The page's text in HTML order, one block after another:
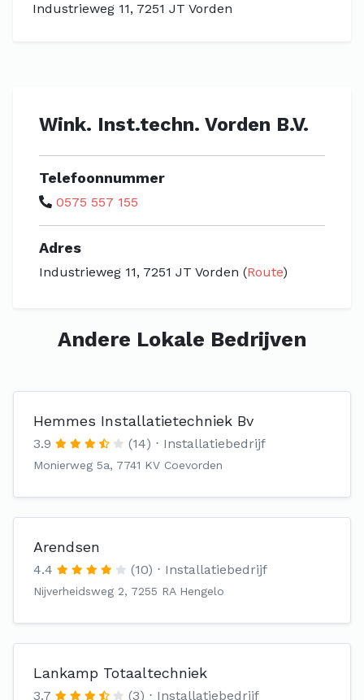
Industrieweg 11, 7251 JT Vorden
Wink. Inst.techn. Vorden B.V.
Telefoonnummer
0575 557 155
Adres
Industrieweg 11, 7251 JT Vorden (Route)
Andere Lokale Bedrijven
Hemmes Installatietechniek Bv
3.9 (14) Installatiebedrijf
Monierweg 5a, 7741 KV Coevorden
Arendsen
4.4 (10) Installatiebedrijf
Nijverheidsweg 2, 7255 RA Hengelo
Lankamp Totaaltechniek
3.7 (3) Installatiebedrijf